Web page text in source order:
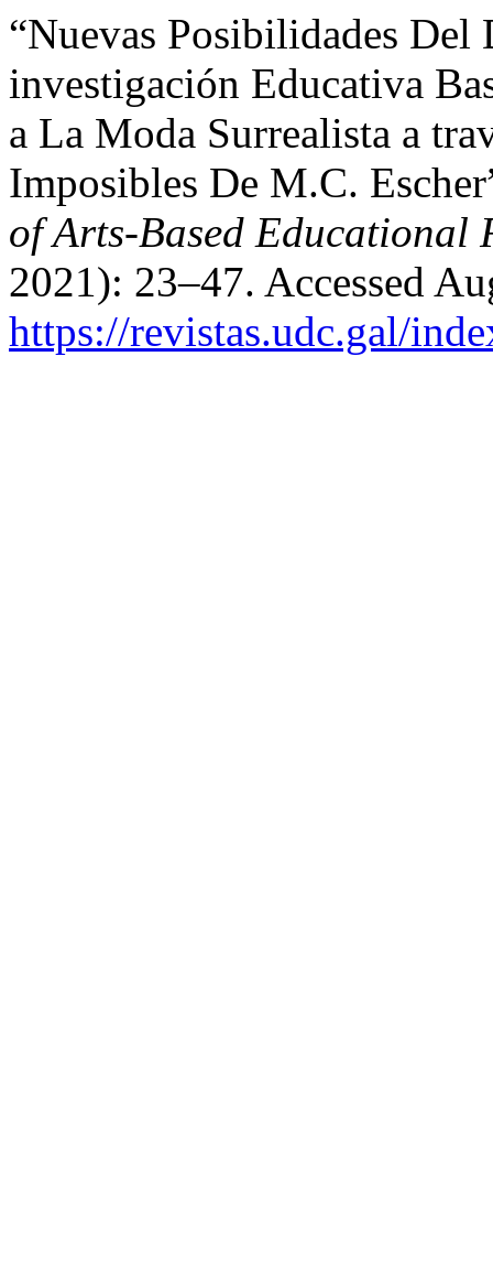
“Nuevas Posibilidades
investigación Educativa
a La Moda Surrealista a
Imposibles De M.C.
of Arts-Based Educational
2021): 23–47. Accessed
https://revistas.udc.gal/